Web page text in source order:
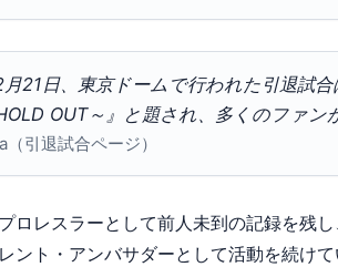
21日、東京ドームで行われた引退試合
OUT～』と題され、多くのファン
引退試合ページ）
ロレスラーとして前人未到の記録を残
ント・アンバサダーとして活動を続け